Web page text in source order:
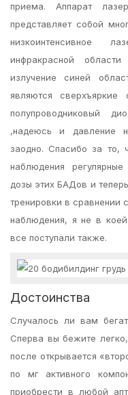
приема. Аппарат
представляет собой
низкоинтенсивное
инфракрасной
излучение синей
являются
полупроводниковый
,надеюсь и давление
заодно. Спасибо за то,
наблюдения
дозы этих БАДов и
тренировки в
наблюдения, я не в
все поступали также.
Достоинства
Случалось ли вам
Сперва вы бежите
после открывается
по мг активного
приобрести в любой